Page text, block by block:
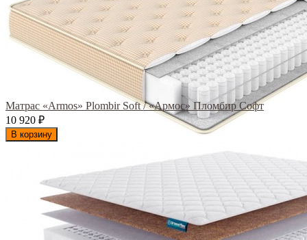
Матрас «Armos» Plombir Soft / «Армос» Пломбир Софт
10 920 ₽
В корзину